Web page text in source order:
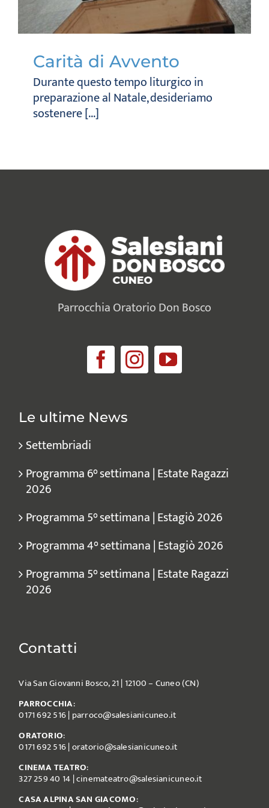
Carità di Avvento
Durante questo tempo liturgico in
preparazione al Natale, desideriamo
sostenere [...]
Parrocchia Oratorio Don Bosco
Le ultime News
Settembriadi
Programma 6° settimana | Estate Ragazzi
2026
Programma 5° settimana | Estagiò 2026
Programma 4° settimana | Estagiò 2026
Programma 5° settimana | Estate Ragazzi
2026
Contatti
Via San Giovanni Bosco, 21 | 12100 – Cuneo (CN)
PARROCCHIA:
0171 692 516| parroco@salesianicuneo.it
ORATORIO:
0171 692 516|oratorio@salesianicuneo.it
CINEMA TEATRO:
327 259 40 14 |cinemateatro@salesianicuneo.it
CASA ALPINA SAN GIACOMO: